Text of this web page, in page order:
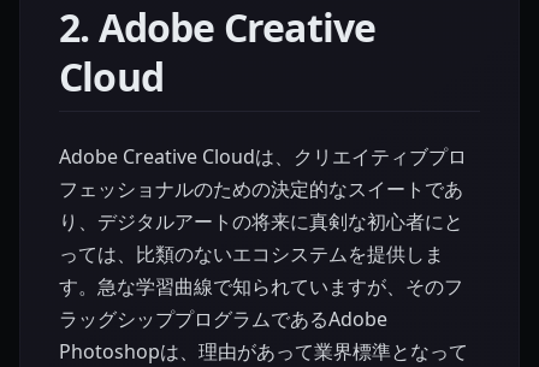
2. Adobe Creative
Cloud
Adobe Creative Cloudは、クリエイティブプロ
フェッショナルのための決定的なスイートであ
り、デジタルアートの将来に真剣な初心者にと
っては、比類のないエコシステムを提供しま
す。急な学習曲線で知られていますが、そのフ
ラッグシッププログラムであるAdobe
Photoshopは、理由があって業界標準となって